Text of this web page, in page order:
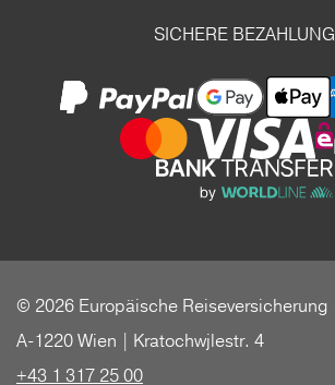
SICHERE BEZAHLUNG
© 2026 Europäische Reiseversicherung
A-1220 Wien | Kratochwjlestr. 4
+43 1 317 25 00